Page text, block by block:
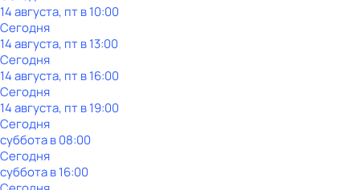
14 августа, пт в 10:00
Сегодня
14 августа, пт в 13:00
Сегодня
14 августа, пт в 16:00
Сегодня
14 августа, пт в 19:00
Сегодня
субботав08:00
Сегодня
субботав16:00